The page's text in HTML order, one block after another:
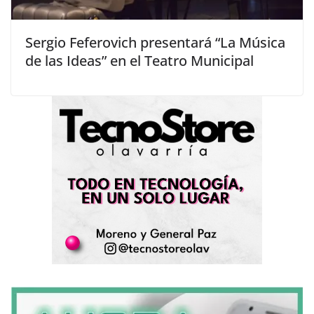
Sergio Feferovich presentará “La Música
de las Ideas” en el Teatro Municipal